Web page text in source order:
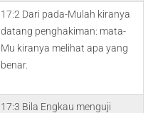
17:2 Dari pada-Mulah kiranya
datang penghakiman: mata-
Mu kiranya melihat apa yang
benar.
17:3 Bila Engkau menguji